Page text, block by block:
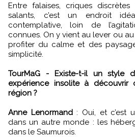
Entre falaises, criques
salants, c’est un endroit
contemplative, loin de
connues. On y vient au lever ou
profiter du calme et des
simplicité.
TourMaG - Existe-t-il un style
expérience insolite à
région ?
Anne Lenormand: Oui, et c’est
dans un autre monde : les
dans le Saumurois.